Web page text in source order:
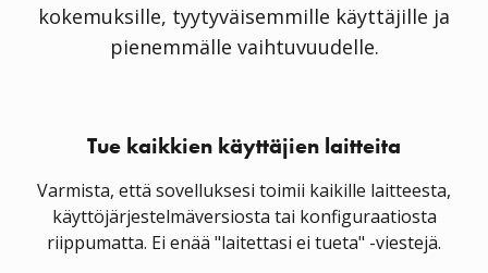
kokemuksille, tyytyväisemmille käyttäjille ja
pienemmälle vaihtuvuudelle.
Tue kaikkien käyttäjien laitteita
Varmista, että sovelluksesi toimii kaikille laitteesta,
käyttöjärjestelmäversiosta tai konfiguraatiosta
riippumatta. Ei enää "laitettasi ei tueta" -viestejä.